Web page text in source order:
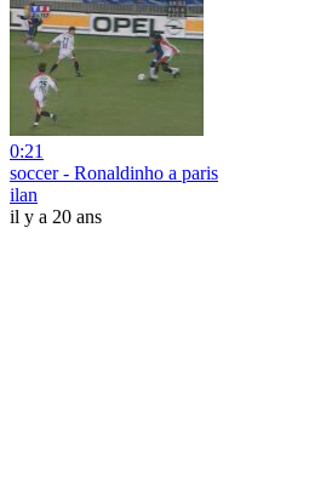
0:21
soccer - Ronaldinho a paris
ilan
il y a 20 ans